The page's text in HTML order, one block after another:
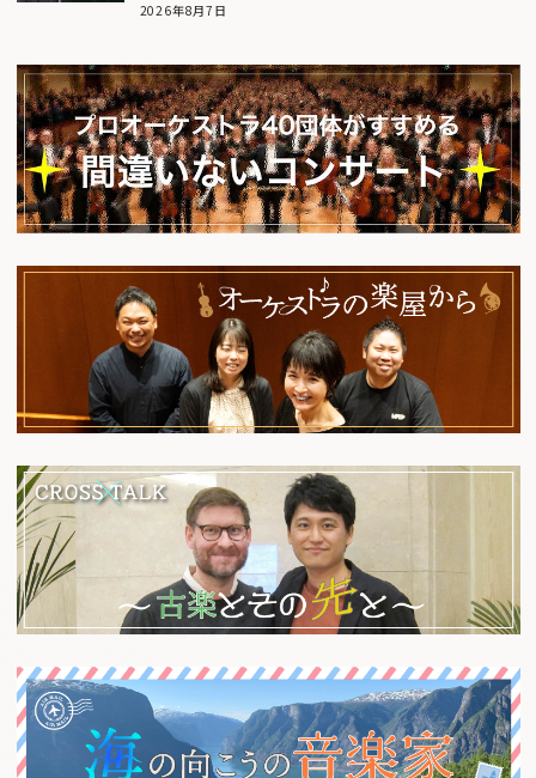
2026年8月7日